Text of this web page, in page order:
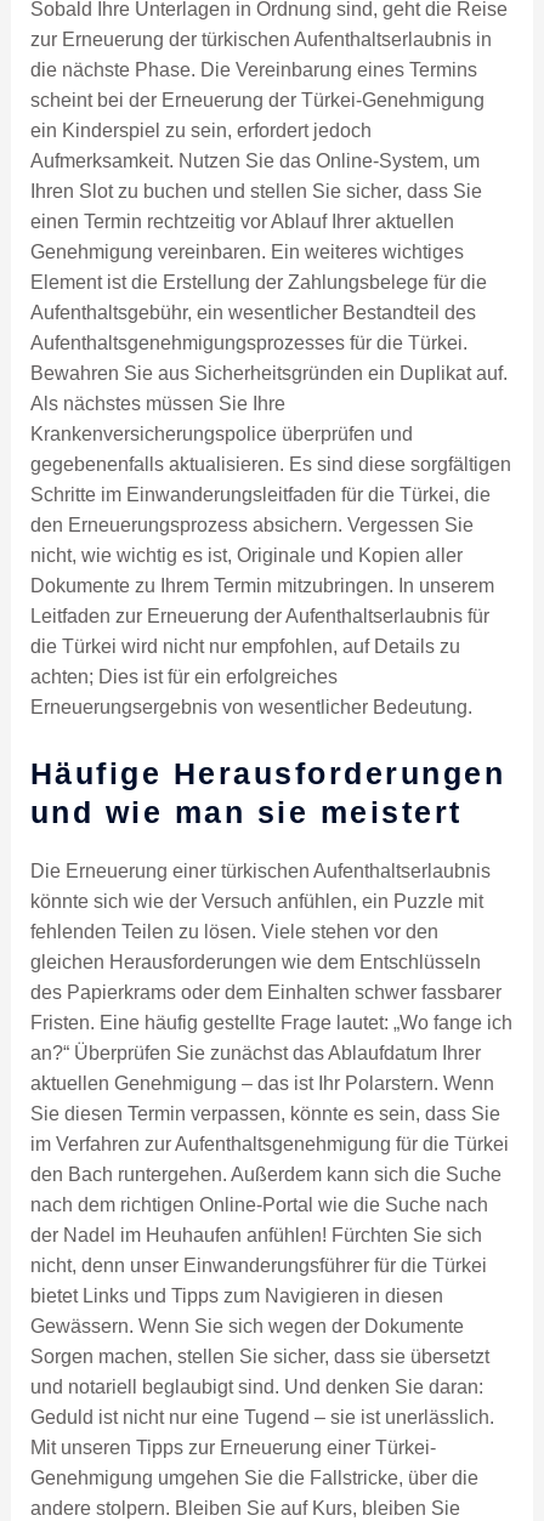
Sobald Ihre Unterlagen in Ordnung sind, geht die Reise
zur Erneuerung der türkischen Aufenthaltserlaubnis in
die nächste Phase. Die Vereinbarung eines Termins
scheint bei der Erneuerung der Türkei-Genehmigung
ein Kinderspiel zu sein, erfordert jedoch
Aufmerksamkeit. Nutzen Sie das Online-System, um
Ihren Slot zu buchen und stellen Sie sicher, dass Sie
einen Termin rechtzeitig vor Ablauf Ihrer aktuellen
Genehmigung vereinbaren. Ein weiteres wichtiges
Element ist die Erstellung der Zahlungsbelege für die
Aufenthaltsgebühr, ein wesentlicher Bestandteil des
Aufenthaltsgenehmigungsprozesses für die Türkei.
Bewahren Sie aus Sicherheitsgründen ein Duplikat auf.
Als nächstes müssen Sie Ihre
Krankenversicherungspolice überprüfen und
gegebenenfalls aktualisieren. Es sind diese sorgfältigen
Schritte im Einwanderungsleitfaden für die Türkei, die
den Erneuerungsprozess absichern. Vergessen Sie
nicht, wie wichtig es ist, Originale und Kopien aller
Dokumente zu Ihrem Termin mitzubringen. In unserem
Leitfaden zur Erneuerung der Aufenthaltserlaubnis für
die Türkei wird nicht nur empfohlen, auf Details zu
achten; Dies ist für ein erfolgreiches
Erneuerungsergebnis von wesentlicher Bedeutung.
Häufige Herausforderungen
und wie man sie meistert
Die Erneuerung einer türkischen Aufenthaltserlaubnis
könnte sich wie der Versuch anfühlen, ein Puzzle mit
fehlenden Teilen zu lösen. Viele stehen vor den
gleichen Herausforderungen wie dem Entschlüsseln
des Papierkrams oder dem Einhalten schwer fassbarer
Fristen. Eine häufig gestellte Frage lautet: „Wo fange ich
an?“ Überprüfen Sie zunächst das Ablaufdatum Ihrer
aktuellen Genehmigung – das ist Ihr Polarstern. Wenn
Sie diesen Termin verpassen, könnte es sein, dass Sie
im Verfahren zur Aufenthaltsgenehmigung für die Türkei
den Bach runtergehen. Außerdem kann sich die Suche
nach dem richtigen Online-Portal wie die Suche nach
der Nadel im Heuhaufen anfühlen! Fürchten Sie sich
nicht, denn unser Einwanderungsführer für die Türkei
bietet Links und Tipps zum Navigieren in diesen
Gewässern. Wenn Sie sich wegen der Dokumente
Sorgen machen, stellen Sie sicher, dass sie übersetzt
und notariell beglaubigt sind. Und denken Sie daran:
Geduld ist nicht nur eine Tugend – sie ist unerlässlich.
Mit unseren Tipps zur Erneuerung einer Türkei-
Genehmigung umgehen Sie die Fallstricke, über die
andere stolpern. Bleiben Sie auf Kurs, bleiben Sie